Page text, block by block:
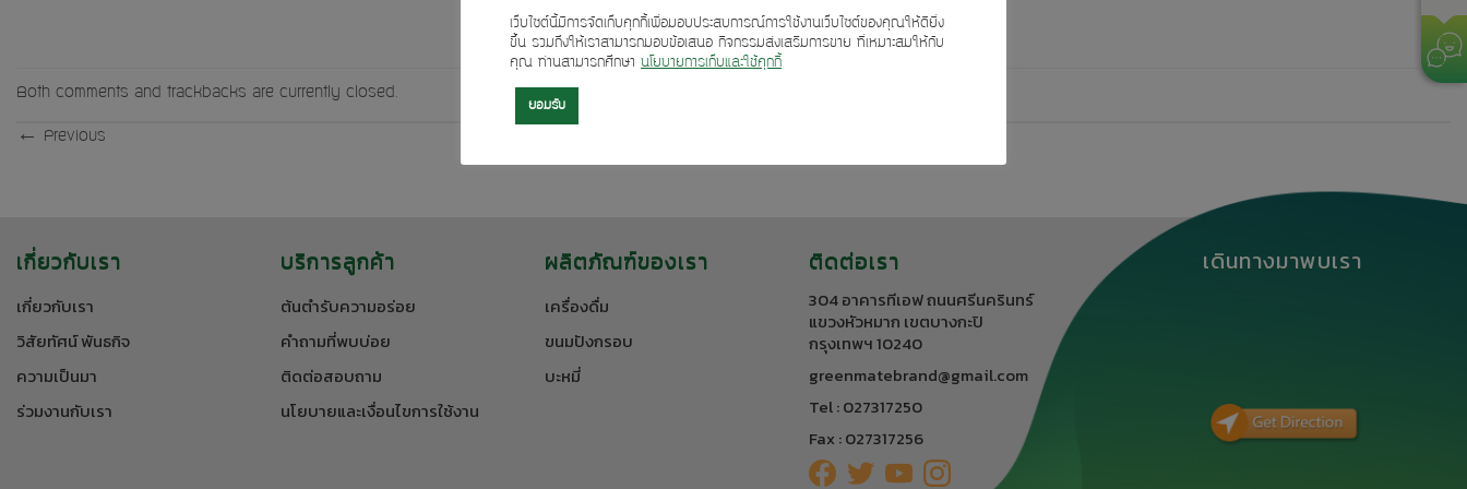
Both comments and trackbacks are currently closed.
← Previous
เกี่ยวกับเรา
เกี่ยวกับเรา
วิสัยทัศน์ พันธกิจ
ความเป็นมา
ร่วมงานกับเรา
บริการลูกค้า
ต้นตำรับความอร่อย
คำถามที่พบบ่อย
ติดต่อสอบถาม
นโยบายและเงื่อนไขการใช้งาน
ผลิตภัณฑ์ของเรา
เครื่องดื่ม
ขนมปังกรอบ
บะหมี่
ติดต่อเรา
304 อาคารทีเอฟ ถนนศรีนครินทร์
แขวงหัวหมาก เขตบางกะปิ
กรุงเทพฯ 10240
greenmatebrand@gmail.com
Tel : 027317250
Fax : 027317256
เดินทางมาพบเรา
เว็บไซต์นี้มีการจัดเก็บคุกกี้เพื่อมอบประสบการณ์การใช้งานเว็บไซต์ของคุณให้ดียิ่ง
ขึ้น รวมถึงให้เราสามารถมอบข้อเสนอ กิจกรรมส่งเสริมการขาย ที่เหมาะสมให้กับ
คุณ ท่านสามารถศึกษา นโยบายการเก็บและใช้คุกกี้
ยอมรับ